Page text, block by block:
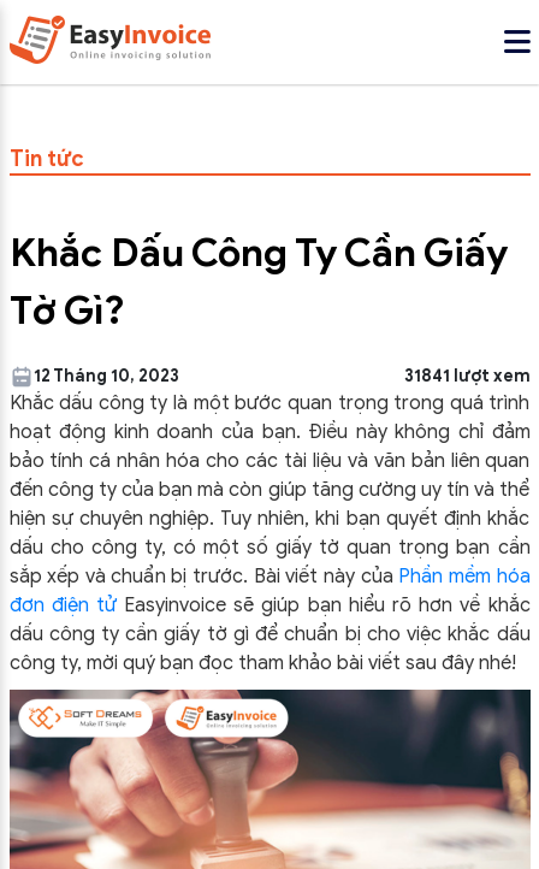
Tin tức
Khắc Dấu Công Ty Cần Giấy
Tờ Gì?
12 Tháng 10, 2023 31841 lượt xem
Khắc dấu công ty là một bước quan trọng trong quá trình
hoạt động kinh doanh của bạn. Điều này không chỉ đảm
bảo tính cá nhân hóa cho các tài liệu và văn bản liên quan
đến công ty của bạn mà còn giúp tăng cường uy tín và thể
hiện sự chuyên nghiệp. Tuy nhiên, khi bạn quyết định khắc
dấu cho công ty, có một số giấy tờ quan trọng bạn cần
sắp xếp và chuẩn bị trước. Bài viết này của Phần mềm hóa
đơn điện tửEasyinvoice sẽ giúp bạn hiểu rõ hơn về khắc
dấu công ty cần giấy tờ gì để chuẩn bị cho việc khắc dấu
công ty, mời quý bạn đọc tham khảo bài viết sau đây nhé!